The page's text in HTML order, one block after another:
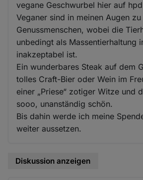
vegane Geschwurbel hier auf
Veganer sind in meinen Augen
Genussmenschen, wobei die
unbedingt als Massentierhaltung
inakzeptabel ist.
Ein wunderbares Steak auf dem
tolles Craft-Bier oder Wein im
einer „Priese“ zotiger Witze und
sooo, unanständig schön.
Bis dahin werde ich meine
weiter aussetzen.
Diskussion anzeigen